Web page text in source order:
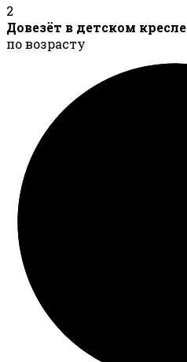
2
Довезёт в детском кресле
по возрасту